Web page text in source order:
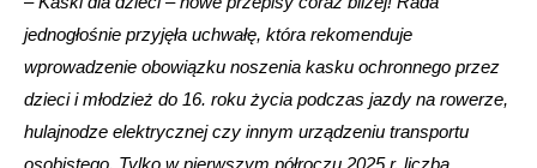
jednogłośnie przyjęła uchwałę, która rekomenduje
wprowadzenie obowiązku noszenia kasku ochronnego przez
dzieci i młodzież do 16. roku życia podczas jazdy na rowerze,
hulajnodze elektrycznej czy innym urządzeniu transportu